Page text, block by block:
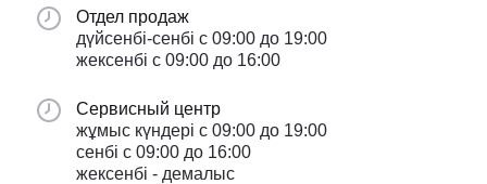
Отдел продаж
дүйсенбі-сенбі с 09:00 до 19:00
жексенбі с 09:00 до 16:00
Сервисный центр
жұмыс күндері с 09:00 до 19:00
сенбі с 09:00 до 16:00
жексенбі - демалыс